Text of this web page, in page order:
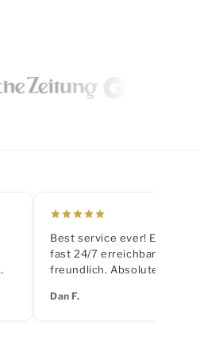
Best service ever! Extrem
fast 24/7 erreichbar und
freundlich. Absolute
Dan F.